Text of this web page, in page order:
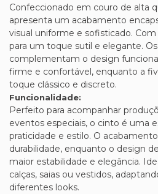
Confeccionado em couro de alta
apresenta um acabamento
visual uniforme e sofisticado.
para um toque sutil e elegante.
complementam o design
firme e confortável, enquanto a
toque clássico e discreto.
Funcionalidade:
Perfeito para acompanhar
eventos especiais, o cinto é uma
praticidade e estilo. O
durabilidade, enquanto o design
maior estabilidade e elegância.
calças, saias ou vestidos,
diferentes looks.